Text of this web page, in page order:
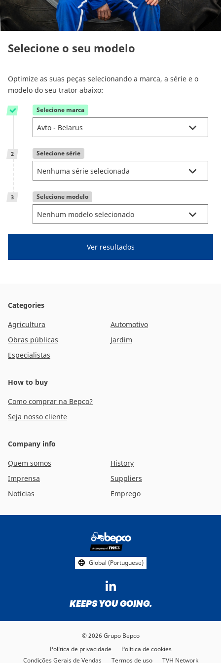
menu
Reman & Repair
CAM attachments
Global (Portuguese)
Selecione o seu modelo
Optimize as suas peças selecionando a marca, a série e o
modelo do seu trator abaixo:
1 Selecione marca
2 Selecione série
3 Selecione modelo
Categories
Agricultura
Automotivo
Obras públicas
Jardim
Especialistas
How to buy
Como comprar na Bepco?
Seja nosso cliente
Company info
Quem somos
History
Imprensa
Suppliers
Notícias
Emprego
Global (Portuguese)
KEEPS YOU GOING.
© 2026 Grupo Bepco
Política de privacidade
Política de cookies
Condições Gerais de Vendas
Termos de uso TVH Network